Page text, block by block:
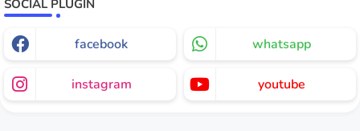
SOCIAL PLUGIN
facebook whatsapp
instagram youtube